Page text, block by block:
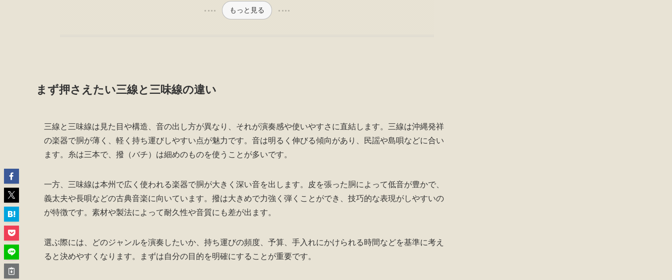
もっと見る
まず押さえたい三線と三味線の違い
三線と三味線は見た目や構造、音の出し方が異なり、それが演奏感や使いやすさに直結します。三線は沖縄発祥
の楽器で胴が薄く、軽く持ち運びしやすい点が魅力です。音は明るく伸びる傾向があり、民謡や島唄などに合い
ます。糸は三本で、撥（バチ）は細めのものを使うことが多いです。
一方、三味線は本州で広く使われる楽器で胴が大きく深い音を出します。皮を張った胴によって低音が豊かで、
義太夫や長唄などの古典音楽に向いています。撥は大きめで力強く弾くことができ、技巧的な表現がしやすいの
が特徴です。素材や製法によって耐久性や音質にも差が出ます。
選ぶ際には、どのジャンルを演奏したいか、持ち運びの頻度、予算、手入れにかけられる時間などを基準に考え
ると決めやすくなります。まずは自分の目的を明確にすることが重要です。